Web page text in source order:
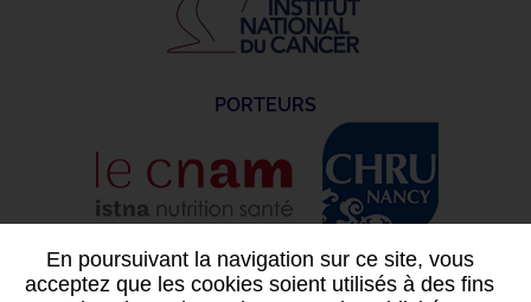
En poursuivant la navigation sur ce site, vous
acceptez que les cookies soient utilisés à des fins
PORTEURS